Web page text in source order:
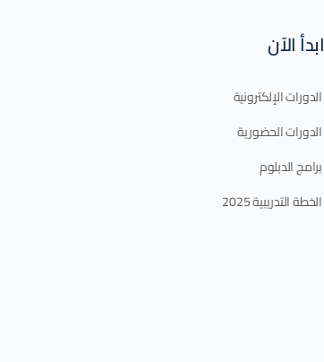
ابدأ الآن
الدورات الإلكترونية
الدورات الحضورية
برامج الدبلوم
الخطة التدريبية 2025